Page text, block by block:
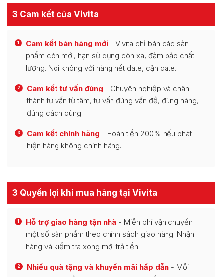
3 Cam kết của Vivita
1 Cam kết bán hàng mới - Vivita chỉ bán các sản
phẩm còn mới, hạn sử dụng còn xa, đảm bảo chất
lượng. Nói không với hàng hết date, cận date.
2 Cam kết tư vấn đúng - Chuyên nghiệp và chân
thành tư vấn từ tâm, tư vấn đúng vấn đề, đúng hàng,
đúng cách dùng.
3 Cam kết chính hãng - Hoàn tiền 200% nếu phát
hiện hàng không chính hãng.
3 Quyền lợi khi mua hàng tại Vivita
1 Hỗ trợ giao hàng tận nhà - Miễn phí vận chuyển
một số sản phẩm theo chính sách giao hàng. Nhận
hàng và kiểm tra xong mới trả tiền.
2 Nhiều quà tặng và khuyến mãi hấp dẫn - Mỗi